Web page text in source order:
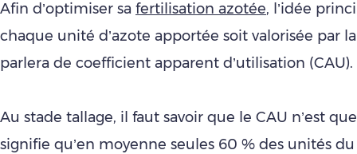
Afin d’optimiser sa fertilisation azotée, l’idée
chaque unité d’azote apportée soit valorisée par
parlera de coefficient apparent d’utilisation (CAU).
Au stade tallage, il faut savoir que le CAU n’est
signifie qu’en moyenne seules 60 % des unités